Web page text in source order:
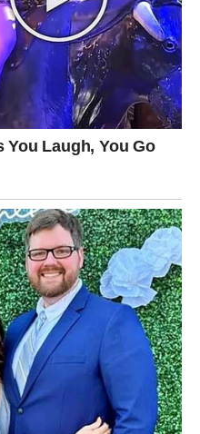
preokret.
konačno dolazi na